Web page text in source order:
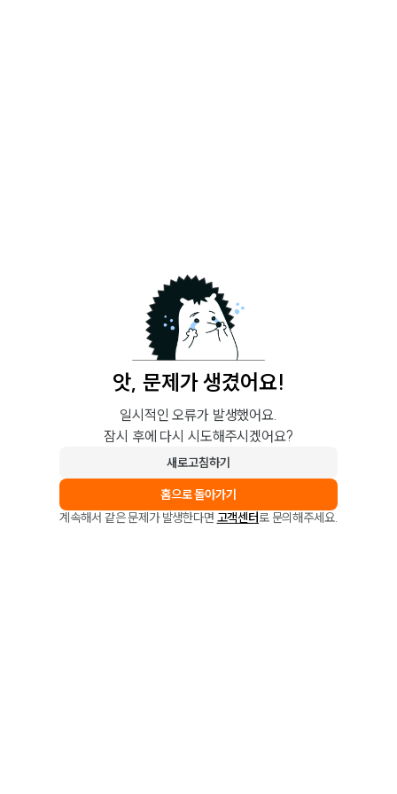
앗, 문제가 생겼어요!
일시적인 오류가 발생했어요.
잠시 후에 다시 시도해주시겠어요?
새로고침하기
홈으로 돌아가기
계속해서 같은 문제가 발생한다면 고객센터로 문의해주세요.